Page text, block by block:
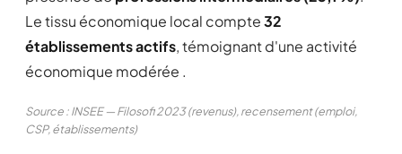
Le tissu économique local compte32
établissements actifs, témoignant d'une activité
économique modérée .
Source : INSEE — Filosofi 2023 (revenus), recensement (emploi,
CSP, établissements)